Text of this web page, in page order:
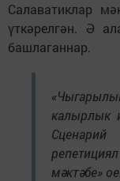
Салаватиклар
үткәрелгән. Ә
башлаганнар.
калырлык
мәктәбе»